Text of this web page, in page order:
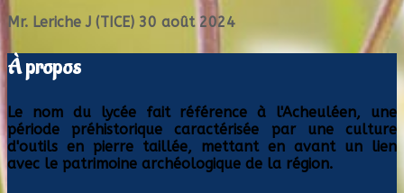
Mr. Leriche J (TICE) 30 août 2024
À propos
Le nom du lycée fait référence à l'Acheuléen, une
période préhistorique caractérisée par une culture
d'outils en pierre taillée, mettant en avant un lien
avec le patrimoine archéologique de la région.